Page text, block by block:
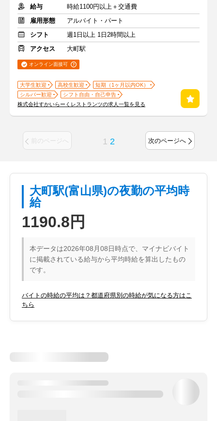
給与
時給1100円以上＋交通費
雇用形態
アルバイト・パート
シフト
週1日以上 1日2時間以上
アクセス
大町駅
オンライン面接可
大学生歓迎 高校生歓迎
短期（1ヶ月以内OK）
シルバー歓迎
シフト自由・自己申告
株式会社すかいらーくレストランツの求人一覧を見る
前のページへ 1 2 次のページへ
大町駅(富山県)の夜勤の平均時
給
1190.8円
本データは2026年08月08日時点で、マイナビバイト
に掲載されている給与から平均時給を算出したもの
です。
バイトの時給の平均は？都道府県別の時給が気になる方はこ
ちら